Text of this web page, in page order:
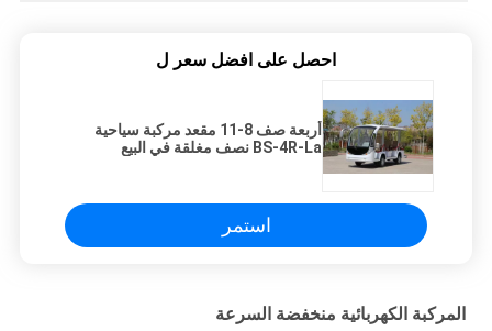
احصل على افضل سعر ل
أربعة صف 8-11 مقعد مركبة سياحية
BS-4R-La نصف مغلقة في البيع
استمر
المركبة الكهربائية منخفضة السرعة